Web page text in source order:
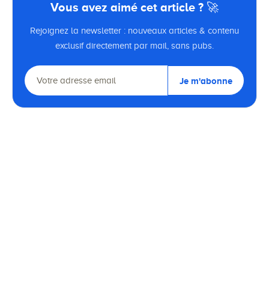
Vous avez aimé cet article ? 🚀
Rejoignez la newsletter : nouveaux articles & contenu
exclusif directement par mail, sans pubs.
Je m'abonne